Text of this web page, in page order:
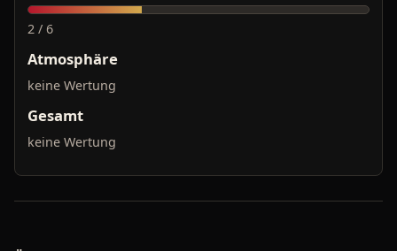
2 / 6
Atmosphäre
keine Wertung
Gesamt
keine Wertung